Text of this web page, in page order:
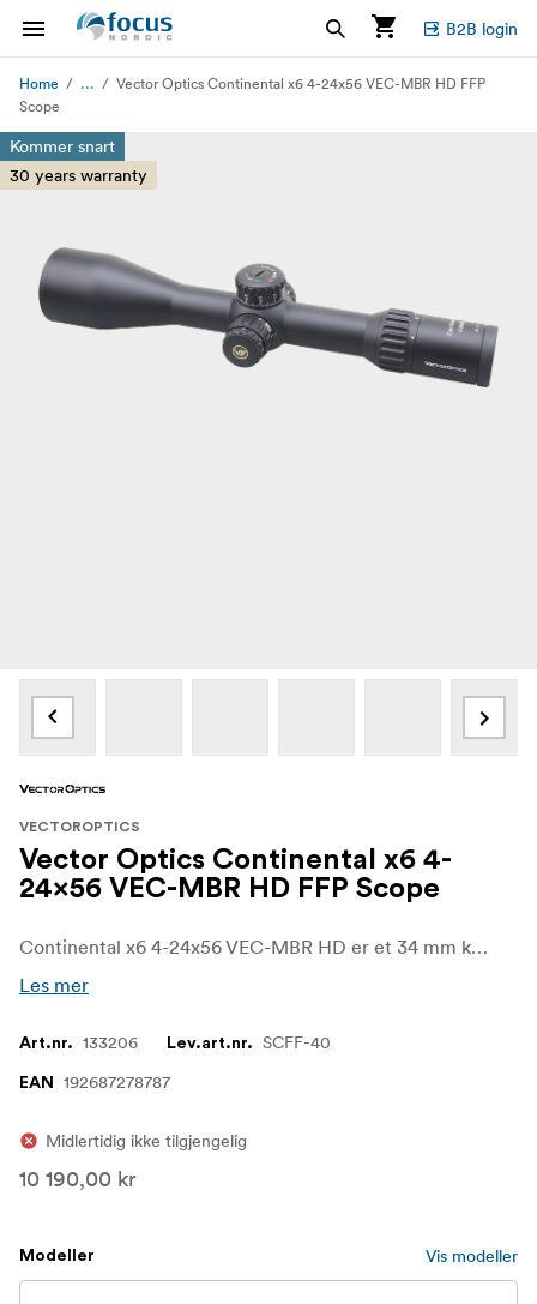
B2B login
Home ...
Vector Optics Continental x6 4-24x56 VEC-MBR HD FFP
Scope
Kommer snart
30 years warranty
VECTOROPTICS
Vector Optics Continental x6 4-
24x56 VEC-MBR HD FFP Scope
Continental x6 4-24x56 VEC-MBR HD er et 34 mm kikkertsikte med første brennvidde som er utviklet for presisjonskonkurranser med rifle, skyting på lange avstander og krevende feltbruk. Med sitt 4-24x forstørrelsesområde, store 56 mm objektiv og lange 100 mm øyelukking gir det god oversikt og rask håndtering ved lavere styrke, samt de fine detaljene og presise grepene du trenger når du skal skyte helt opp for fjerne mål.
Les mer
Art.nr. 133206 Lev.art.nr. SCFF-40
EAN 192687278787
Midlertidig ikke tilgjengelig
10 190,00 kr
Modeller Vis modeller